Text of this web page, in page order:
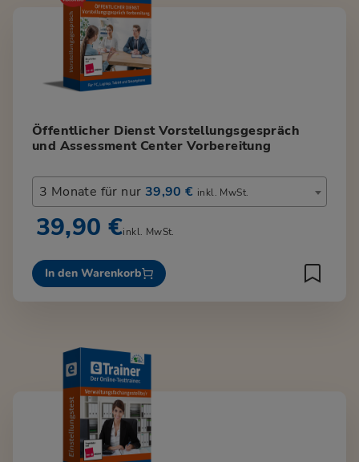
Öffentlicher Dienst Vorstellungsgespräch
und Assessment Center Vorbereitung
3 Monate für nur 39,90 € inkl. MwSt.
39,90 €inkl. MwSt.
In den Warenkorb